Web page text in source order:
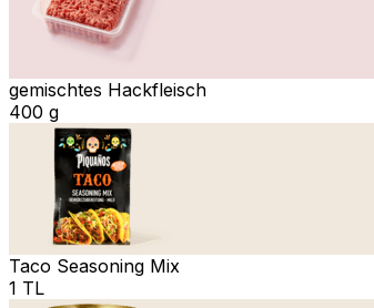
gemischtes Hackfleisch
400 g
Taco Seasoning Mix
1 TL